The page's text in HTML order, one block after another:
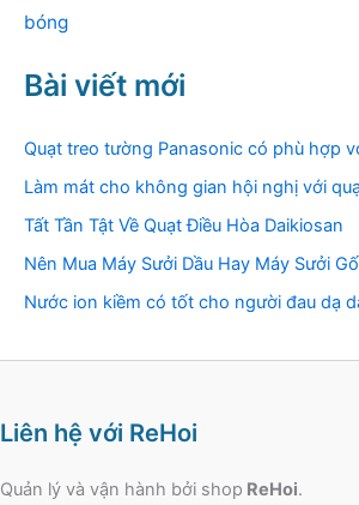
bóng
Bài viết mới
Quạt treo tường Panasonic có phù hợp
Làm mát cho không gian hội nghị với
Tất Tần Tật Về Quạt Điều Hòa Daikiosan
Nên Mua Máy Sưởi Dầu Hay Máy Sưởi
Nước ion kiềm có tốt cho người đau dạ
Liên hệ với ReHoi
Quản lý và vận hành bởi shop ReHoi.